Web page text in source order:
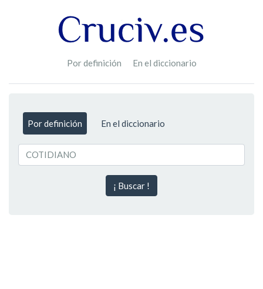
Por definición En el diccionario
Por definición En el diccionario
¡ Buscar !